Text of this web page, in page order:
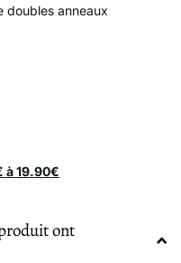
doubles anneaux
à 19.90€
ont